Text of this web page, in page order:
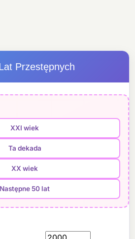
Przestępnych
XXI wiek
Ta dekada
XX wiek
Następne 50 lat